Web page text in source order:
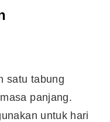
satu tabung
panjang.
untuk hari